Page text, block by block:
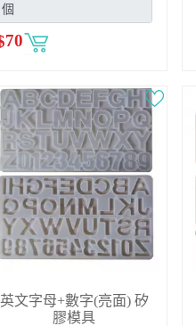
70
英文字母+數字(亮面) 矽
膠模具